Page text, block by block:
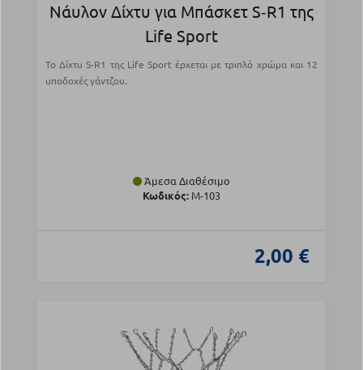
Νάυλον Δίχτυ για Μπάσκετ S‑R1 της
Life Sport
Το Δίχτυ S-R1 της Life Sport έρχεται με τριπλό χρώμα και 12
υποδοχές γάντζου.
Άμεσα Διαθέσιμο
Κωδικός: Μ-103
2,00 €